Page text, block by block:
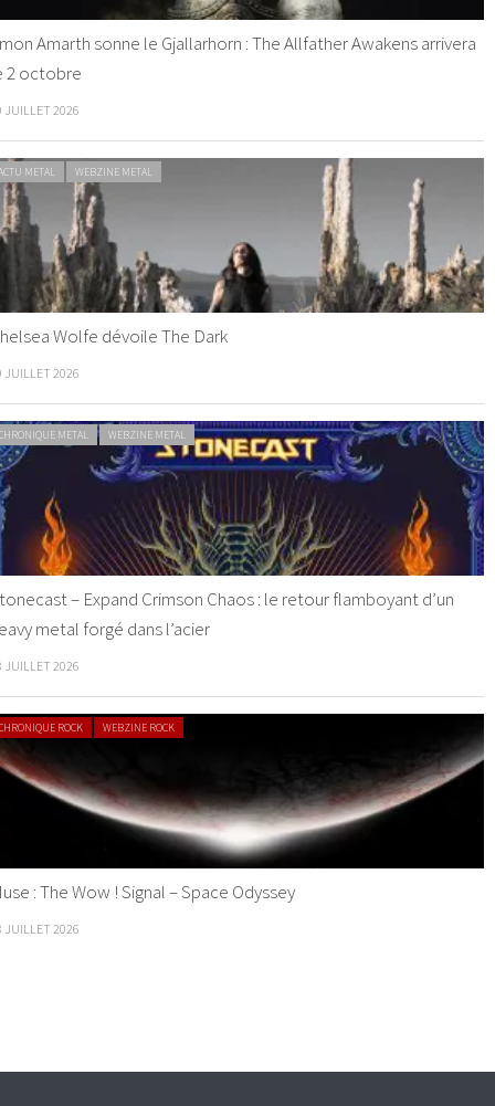
Amarth sonne le Gjallarhorn : The Allfather Awakens arrivera
2 octobre
JUILLET 2026
METAL WEBZINE METAL
Wolfe dévoile The Dark
JUILLET 2026
METAL WEBZINE METAL
– Expand Crimson Chaos : le retour flamboyant d’un
metal forgé dans l’acier
JUILLET 2026
ROCK WEBZINE ROCK
: The Wow ! Signal – Space Odyssey
JUILLET 2026